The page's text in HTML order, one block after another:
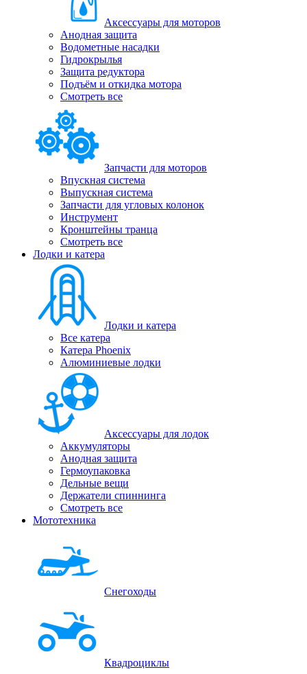
Аксессуары для моторов
Анодная защита
Водометные насадки
Гидрокрылья
Защита редуктора
Подъём и откидка мотора
Смотреть все
Запчасти для моторов
Впускная система
Выпускная система
Запчасти для угловых колонок
Инструмент
Кронштейны транца
Смотреть все
Лодки и катера
Лодки и катера
Все катера
Катера Phoenix
Алюминиевые лодки
Аксессуары для лодок
Аккумуляторы
Анодная защита
Гермоупаковка
Дельные вещи
Держатели спиннинга
Смотреть все
Мототехника
Снегоходы
Квадроциклы